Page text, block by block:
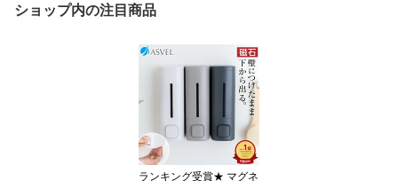
ショップ内の注目商品
ランキング受賞★ マグネ